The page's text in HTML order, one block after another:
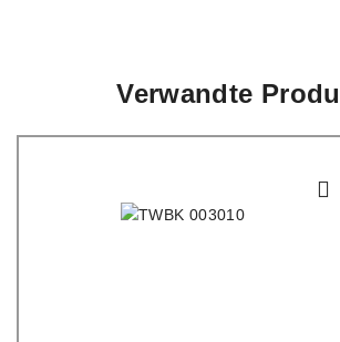
Verwandte